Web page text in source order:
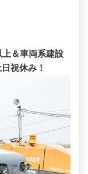
＆車両系建設
祝休み！